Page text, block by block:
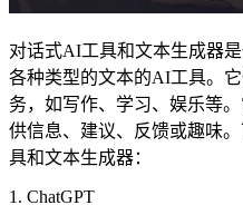
对话式AI工具和文本生成器
各种类型的文本的AI工具。
务，如写作、学习、娱乐等
供信息、建议、反馈或趣味
具和文本生成器：
1. ChatGPT